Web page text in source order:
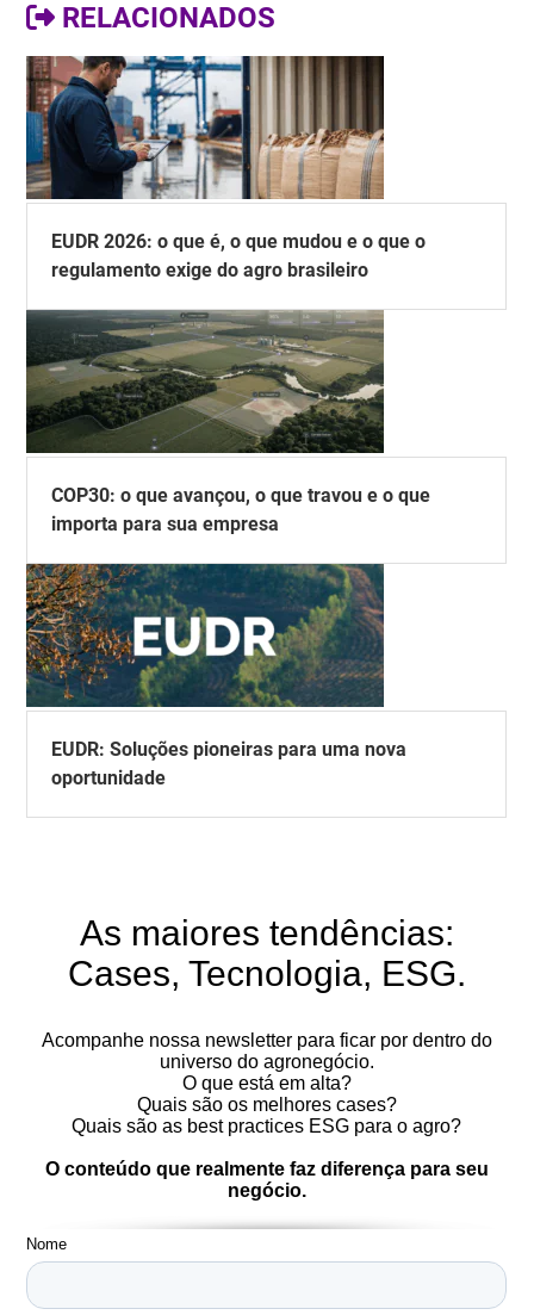
RELACIONADOS
EUDR 2026: o que é, o que mudou e o que o
regulamento exige do agro brasileiro
COP30: o que avançou, o que travou e o que
importa para sua empresa
EUDR: Soluções pioneiras para uma nova
oportunidade